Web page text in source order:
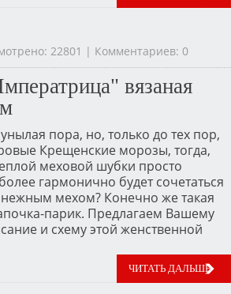
22801 | Комментариев: 0
вязаная
пора, но, только до тех пор,
Крещенские морозы, тогда,
меховой шубки просто
гармонично будет сочетаться
мехом? Конечно же такая
парик. Предлагаем Вашему
и схему этой женственной
ЧИТАТЬ ДАЛЬШЕ